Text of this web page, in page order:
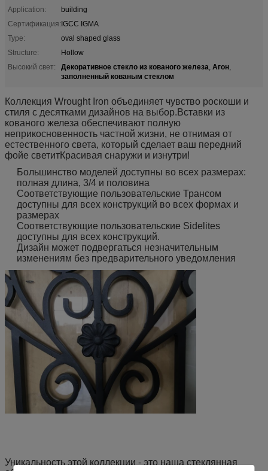
Application:
building
Сертификация:IGCC IGMA
Type:
oval shaped glass
Structure:
Hollow
Высокий свет:
Декоративное стекло из кованого железа, Агон,
заполненный кованым стеклом
Коллекция Wrought Iron объединяет чувство роскоши и
стиля с десятками дизайнов на выбор.Вставки из
кованого железа обеспечивают полную
неприкосновенность частной жизни, не отнимая от
естественного света, который сделает ваш передний
фойе светитКрасивая снаружи и изнутри!
Большинство моделей доступны во всех размерах:
полная длина, 3/4 и половина
Соответствующие пользовательские Трансом
доступны для всех конструкций во всех формах и
размерах
Соответствующие пользовательские Sidelites
доступны для всех конструкций.
Дизайн может подвергаться незначительным
изменениям без предварительного уведомления
Уникальность этой коллекции - это наша стеклянная